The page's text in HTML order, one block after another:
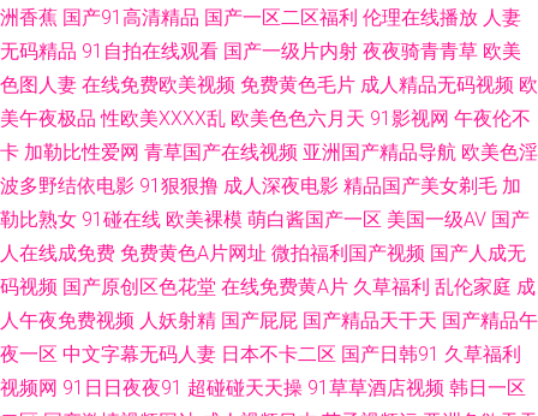
在线观看 国产AV高跟丝袜 福利社免费体验黄 精品人妻久久精品人妻 男人天
音 91久在线观看 97好色 福利社热逼 日本阿v免费在线观看 91黄色颜色 大香
蕉伊人天下 丝袜精品一区在线 91在线精品视频观看 青青草社区视频美 91深
夜福利在线网站 美女WWW1口 91次元网 抖阴在线免费看 日本久久视 91青
娱乐首页 久久di 伊人玖玖热一本道影院 东方av影库在线 欧美亚一二三 97资
洲香蕉 国产91高清精品 国产一区二区福利 伦理在线播放 人妻
无码精品 91自拍在线观看 国产一级片内射 夜夜骑青青草 欧美
色图人妻 在线免费欧美视频 免费黄色毛片 成人精品无码视频 欧
美午夜极品 性欧美ⅩⅩⅩⅩ乱 欧美色色六月天 91影视网 午夜伦不
卡 加勒比性爱网 青草国产在线视频 亚洲国产精品导航 欧美色淫
波多野结依电影 91狠狠撸 成人深夜电影 精品国产美女剃毛 加
勒比熟女 91碰在线 欧美裸模 萌白酱国产一区 美国一级AV 国产
人在线成免费 免费黄色A片网址 微拍福利国产视频 国产人成无
码视频 国产原创区色花堂 在线免费黄A片 久草福利 乱伦家庭 成
人午夜免费视频 人妖射精 国产屁屁 国产精品天干天 国产精品午
夜一区 中文字幕无码人妻 日本不卡二区 国产日韩91 久草福利
视频网 91日日夜夜91 超碰碰天天操 91草草酒店视频 韩日一区